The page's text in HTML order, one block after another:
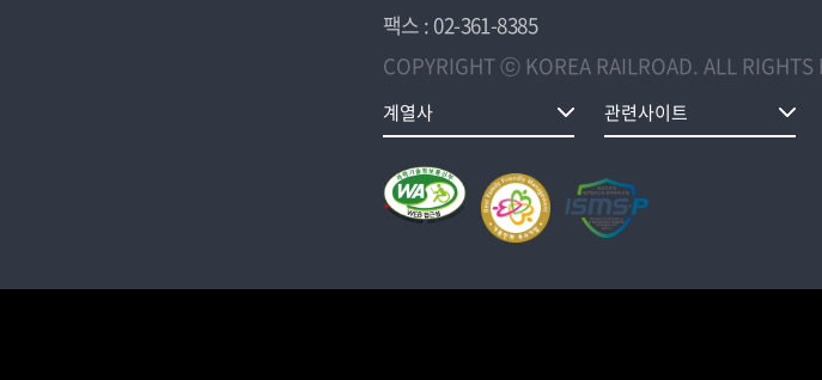
팩스 : 02-361-8385
COPYRIGHT ⓒ KOREA RAILROAD. ALL RIGHTS
계열사 관련사이트